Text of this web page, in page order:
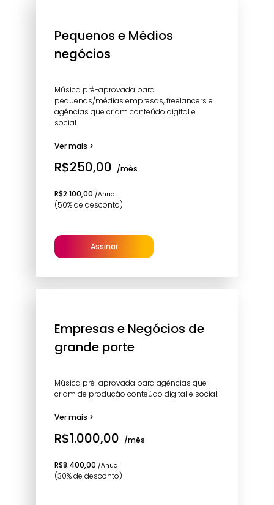
Pequenos e Médios
negócios
Música pré-aprovada para
pequenas/médias empresas, freelancers e
agências que criam conteúdo digital e
social.
Ver mais >
R$250,00 /mês
R$2.100,00 /Anual
(50% de desconto)
Assinar
Empresas e Negócios de
grande porte
Música pré-aprovada para agências que
criam de produção conteúdo digital e social.
Ver mais >
R$1.000,00 /mês
R$8.400,00 /Anual
(30% de desconto)